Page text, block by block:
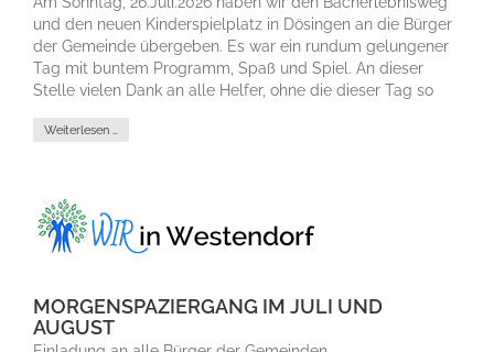
und den neuen Kinderspielplatz in Dösingen an die Bürger
der Gemeinde übergeben. Es war ein rundum gelungener
Tag mit buntem Programm, Spaß und Spiel. An dieser
Stelle vielen Dank an alle Helfer, ohne die dieser Tag so
Weiterlesen …
MORGENSPAZIERGANG IM JULI UND
AUGUST